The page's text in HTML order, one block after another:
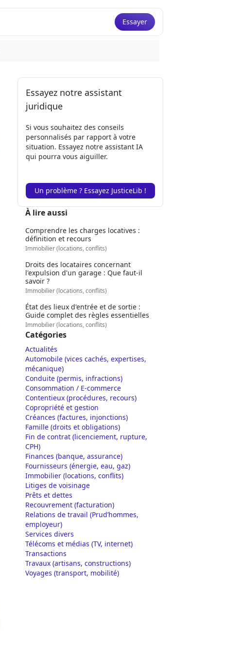
Essayer
Essayez notre assistant
juridique
Si vous souhaitez des conseils
personnalisés par rapport à votre
situation. Essayez notre assistant IA
qui pourra vous aiguiller.
Un problème ? Essayez JusticeLib !
À lire aussi
Comprendre les charges locatives :
définition et recours
Immobilier (locations, conflits)
Droits des locataires concernant
l'expulsion d'un garage : Que faut-il
savoir ?
Immobilier (locations, conflits)
État des lieux d'entrée et de sortie :
Guide complet des règles essentielles
Immobilier (locations, conflits)
Catégories
Actualités
Automobile (vices cachés, expertises,
mécanique)
Conduite (permis, infractions)
Consommation / E-commerce
Contentieux (procédures, recours)
Copropriété et gestion
Créances (factures, injonctions)
Famille (droits et obligations)
Fin de contrat (licenciement, rupture,
CPH)
Finances (banque, assurance)
Fournisseurs (énergie, eau, gaz)
Immobilier (locations, conflits)
Litiges de voisinage
Prêts et dettes
Recouvrement (facturation)
Relations de travail (Prud’hommes,
employeur)
Services divers
Télécoms et médias (TV, internet)
Transactions
Travaux (artisans, constructions)
Voyages (transport, mobilité)